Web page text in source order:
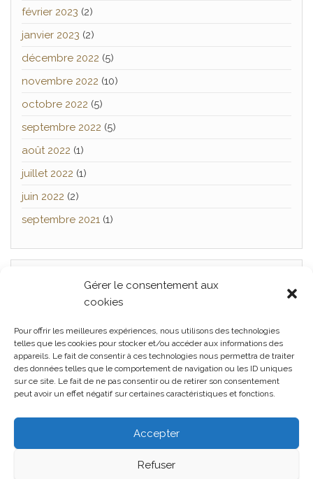
Gérer le consentement aux
cookies
Pour offrir les meilleures expériences, nous utilisons des technologies
telles que les cookies pour stocker et/ou accéder aux informations des
appareils. Le fait de consentir à ces technologies nous permettra de traiter
des données telles que le comportement de navigation ou les ID uniques
sur ce site. Le fait de ne pas consentir ou de retirer son consentement
peut avoir un effet négatif sur certaines caractéristiques et fonctions.
Accepter
Refuser
février 2023 (2)
janvier 2023 (2)
décembre 2022 (5)
novembre 2022 (10)
octobre 2022 (5)
septembre 2022 (5)
août 2022 (1)
juillet 2022 (1)
juin 2022 (2)
septembre 2021 (1)
TWITTER
Facebook Twitter
Politique
de confidentialité
Politique de